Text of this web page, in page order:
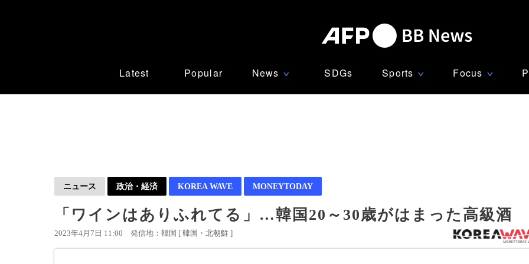
Latest Popular News ∨ SDGs Sports ∨ Focus ∨
ニュース 政治・経済 KOREA WAVE MONEYTODAY
「ワインはありふれてる」…韓国20～30歳がはまった高級酒
2023年4月7日 11:00 発信地：韓国 [ 韓国・北朝鮮 ]